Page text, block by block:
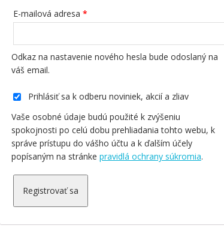
E-mailová adresa *
Odkaz na nastavenie nového hesla bude odoslaný na
váš email.
Prihlásiť sa k odberu noviniek, akcií a zliav
Vaše osobné údaje budú použité k zvýšeniu
spokojnosti po celú dobu prehliadania tohto webu, k
správe prístupu do vášho účtu a k ďalším účely
popísaným na stránke pravidlá ochrany súkromia.
Registrovať sa